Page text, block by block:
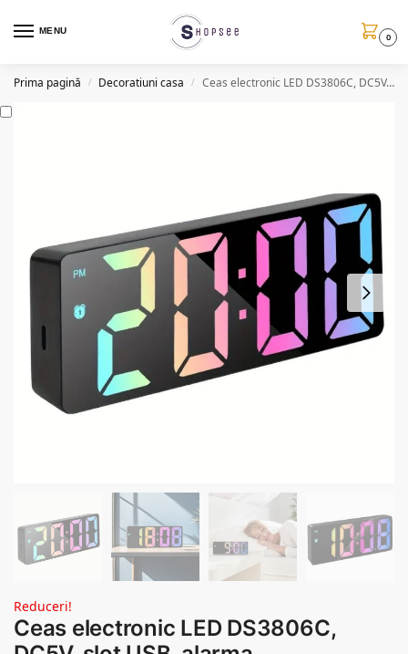
MENU
0
Prima pagină / Decoratiuni casa / Ceas electronic LED DS3806C, DC5V, slot USB, alarma
Reduceri!
Ceas electronic LED DS3806C,